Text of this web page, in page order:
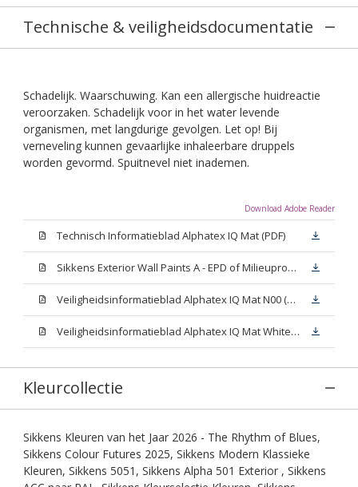
Technische & veiligheidsdocumentatie
Schadelijk. Waarschuwing. Kan een allergische huidreactie
veroorzaken. Schadelijk voor in het water levende
organismen, met langdurige gevolgen. Let op! Bij
verneveling kunnen gevaarlijke inhaleerbare druppels
worden gevormd. Spuitnevel niet inademen.
Download Adobe Reader
Technisch Informatieblad Alphatex IQ Mat (PDF)
Sikkens Exterior Wall Paints A - EPD of Milieuproductverklaring
Veiligheidsinformatieblad Alphatex IQ Mat N00 (MSDS)
Veiligheidsinformatieblad Alphatex IQ Mat White W05 (MSDS)
Kleurcollectie
Sikkens Kleuren van het Jaar 2026 - The Rhythm of Blues,
Sikkens Colour Futures 2025, Sikkens Modern Klassieke
Kleuren, Sikkens 5051, Sikkens Alpha 501 Exterior , Sikkens